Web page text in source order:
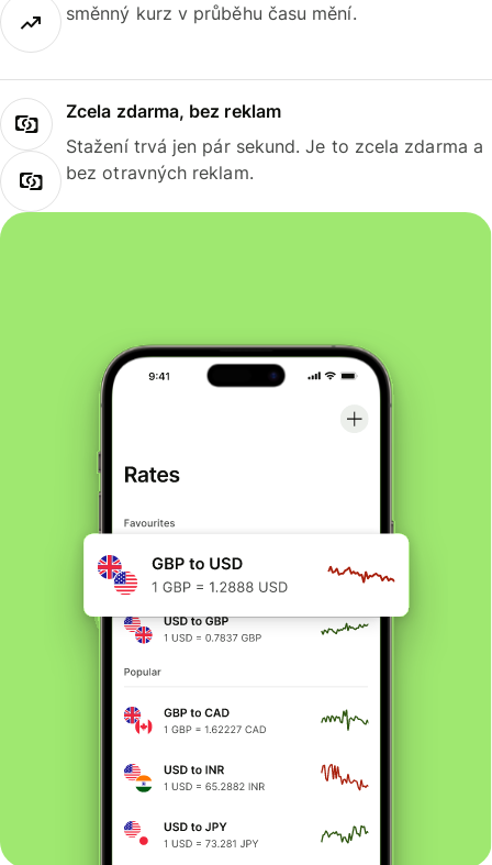
směnný kurz v průběhu času mění.
Zcela zdarma, bez reklam
Stažení trvá jen pár sekund. Je to zcela zdarma a
bez otravných reklam.